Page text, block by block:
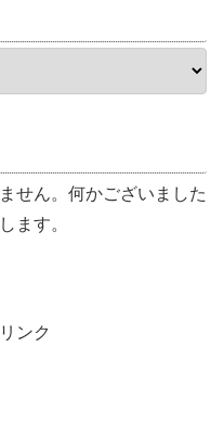
せん。何かございました
ます。
ンク